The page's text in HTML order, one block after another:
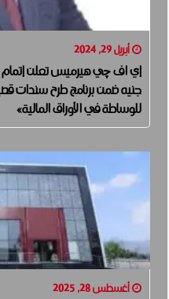
أبريل 29, 2024
جنيه ضمن برنامج طرح سندات
للوساطة في الأوراق المالية»
أغسطس 28, 2025